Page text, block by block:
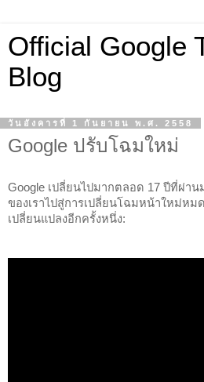
Official Google
Blog
วันอังคารที่ 1 กันยายน พ.ศ. 2558
Google ปรับโฉมใหม่
Google เปลี่ยนไปมากตลอด 17 ปีที่ผ่
ของเราไปสู่การเปลี่ยนโฉมหน้าใหม่หม
เปลี่ยนแปลงอีกครั้งหนึ่ง: